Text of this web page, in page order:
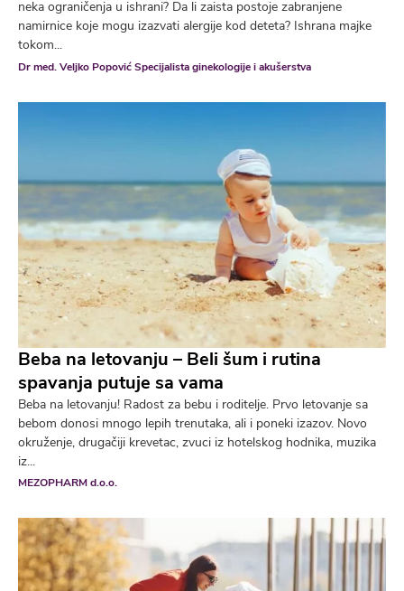
neka ograničenja u ishrani? Da li zaista postoje zabranjene
namirnice koje mogu izazvati alergije kod deteta? Ishrana majke
tokom...
Dr med. Veljko Popović Specijalista ginekologije i akušerstva
Beba na letovanju – Beli šum i rutina
spavanja putuje sa vama
Beba na letovanju! Radost za bebu i roditelje. Prvo letovanje sa
bebom donosi mnogo lepih trenutaka, ali i poneki izazov. Novo
okruženje, drugačiji krevetac, zvuci iz hotelskog hodnika, muzika
iz...
MEZOPHARM d.o.o.